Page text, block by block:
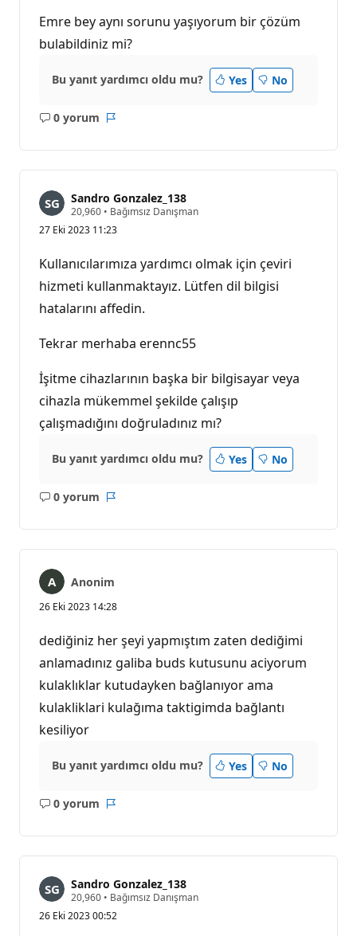
Emre bey aynı sorunu yaşıyorum bir çözüm
bulabildiniz mi?
Bu yanıt yardımcı oldu mu? Yes No
0 yorum
Açıklama
Sandro Gonzalez_138
20,960 S
y
ı
n
l
ı
k
a
• Bağımsız Danışman
27 Eki 2023 11:23
Kullanıcılarımıza yardımcı olmak için çeviri
hizmeti kullanmaktayız. Lütfen dil bilgisi
hatalarını affedin.
Tekrar merhaba erennc55
İşitme cihazlarının başka bir bilgisayar veya
cihazla mükemmel şekilde çalışıp
çalışmadığını doğruladınız mı?
Bu yanıt yardımcı oldu mu? Yes No
0 yorum
Açıklama
Anonim
26 Eki 2023 14:28
dediğiniz her şeyi yapmıştım zaten dediğimi
anlamadınız galiba buds kutusunu aciyorum
kulaklıklar kutudayken bağlanıyor ama
kulakliklari kulağıma taktigimda bağlantı
kesiliyor
Bu yanıt yardımcı oldu mu? Yes No
0 yorum
Açıklama
Sandro Gonzalez_138
20,960 S
y
• Bağımsız Danışman
26 Eki 2023 00:52